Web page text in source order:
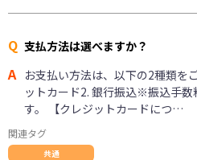
Q 支払方法は選べますか？
A お支払い方法は、以下の2種類を
ットカード2. 銀行振込※振込手
す。 【クレジットカードにつ…
関連タグ
共通